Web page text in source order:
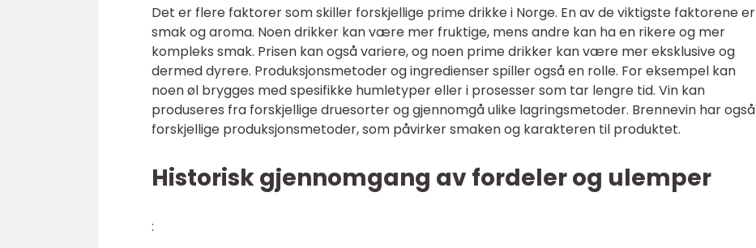
Det er flere faktorer som skiller forskjellige prime drikke i Norge. En av de viktigste faktorene er
smak og aroma. Noen drikker kan være mer fruktige, mens andre kan ha en rikere og mer
kompleks smak. Prisen kan også variere, og noen prime drikker kan være mer eksklusive og
dermed dyrere. Produksjonsmetoder og ingredienser spiller også en rolle. For eksempel kan
noen øl brygges med spesifikke humletyper eller i prosesser som tar lengre tid. Vin kan
produseres fra forskjellige druesorter og gjennomgå ulike lagringsmetoder. Brennevin har også
forskjellige produksjonsmetoder, som påvirker smaken og karakteren til produktet.
Historisk gjennomgang av fordeler og ulemper
: